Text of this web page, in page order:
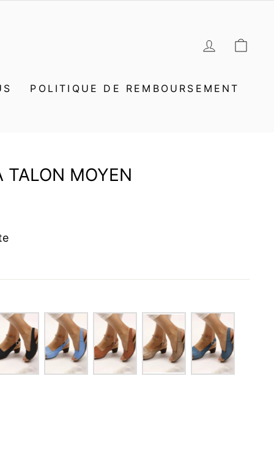
SE
POLITIQUE DE REMBOURSEMENT
TALON MOYEN